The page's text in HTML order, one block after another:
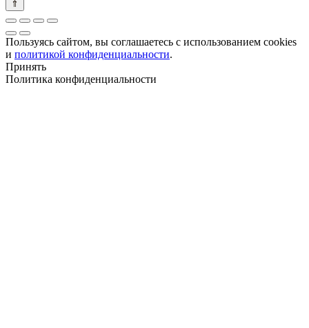
Пользуясь сайтом, вы соглашаетесь с использованием cookies
и политикой конфиденциальности.
Принять
Политика конфиденциальности